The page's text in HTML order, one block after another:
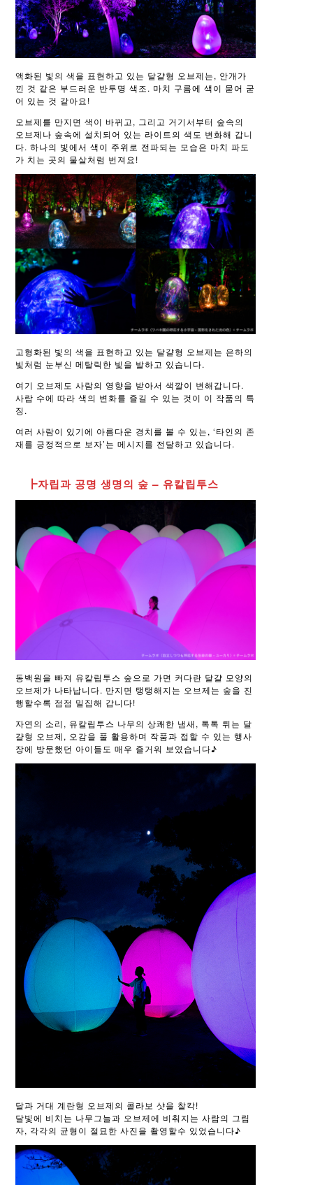
액화된 빛의 색을 표현하고 있는 달걀형 오브제는, 안개가
낀 것 같은 부드러운 반투명 색조. 마치 구름에 색이 묻어 굳
어 있는 것 같아요!
오브제를 만지면 색이 바뀌고, 그리고 거기서부터 숲속의
오브제나 숲속에 설치되어 있는 라이트의 색도 변화해 갑니
다. 하나의 빛에서 색이 주위로 전파되는 모습은 마치 파도
가 치는 곳의 물살처럼 번져요!
고형화된 빛의 색을 표현하고 있는 달걀형 오브제는 은하의
빛처럼 눈부신 메탈릭한 빛을 발하고 있습니다.
여기 오브제도 사람의 영향을 받아서 색깔이 변해갑니다.
사람 수에 따라 색의 변화를 즐길 수 있는 것이 이 작품의 특
징.
여러 사람이 있기에 아름다운 경치를 볼 수 있는, ‘타인의 존
재를 긍정적으로 보자’는 메시지를 전달하고 있습니다.
┣자립과 공명 생명의 숲 – 유칼립투스
동백원을 빠져 유칼립투스 숲으로 가면 커다란 달걀 모양의
오브제가 나타납니다. 만지면 탱탱해지는 오브제는 숲을 진
행할수록 점점 밀집해 갑니다!
자연의 소리, 유칼립투스 나무의 상쾌한 냄새, 톡톡 튀는 달
걀형 오브제, 오감을 풀 활용하며 작품과 접할 수 있는 행사
장에 방문했던 아이들도 매우 즐거워 보였습니다♪
달과 거대 계란형 오브제의 콜라보 샷을 찰칵!
달빛에 비치는 나무그늘과 오브제에 비춰지는 사람의 그림
자, 각각의 균형이 절묘한 사진을 촬영할수 있었습니다♪